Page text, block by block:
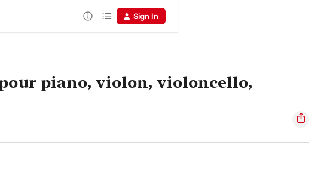
Sign In
piano, violon, violoncello,